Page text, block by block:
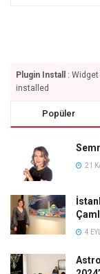
Plugin Install
:
installed
Popüler
21
4